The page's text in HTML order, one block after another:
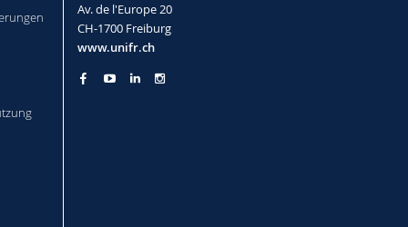
Av. de l'Europe 20
CH-1700 Freiburg
www.unifr.ch